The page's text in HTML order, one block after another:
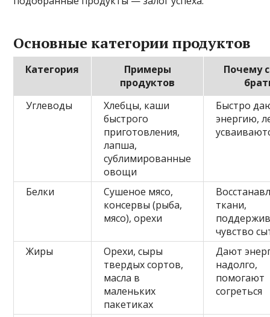
Основные категории продуктов
Категория
Примеры
продуктов
Почему
Углеводы
Хлебцы, каши
быстрого
приготовления,
лапша,
сублимированные
овощи
Быстро
энергию,
Белки
Сушеное мясо,
консервы (рыба,
мясо), орехи
ткани,
чувство
Жиры
Орехи, сыры
твердых сортов,
масла в
маленьких
пакетиках
Дают
надолго,
помогают
согреться